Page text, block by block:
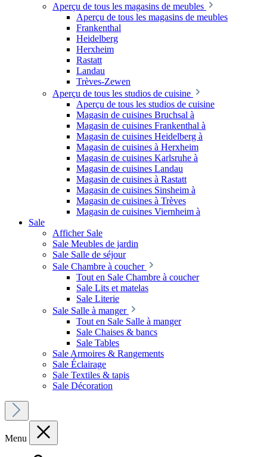
Aperçu de tous les magasins de meubles
Aperçu de tous les magasins de meubles
Frankenthal
Heidelberg
Herxheim
Rastatt
Landau
Trèves-Zewen
Aperçu de tous les studios de cuisine
Aperçu de tous les studios de cuisine
Magasin de cuisines Bruchsal à
Magasin de cuisines Frankenthal à
Magasin de cuisines Heidelberg à
Magasin de cuisines à Herxheim
Magasin de cuisines Karlsruhe à
Magasin de cuisines Landau
Magasin de cuisines à Rastatt
Magasin de cuisines Sinsheim à
Magasin de cuisines à Trèves
Magasin de cuisines Viernheim à
Sale
Afficher Sale
Sale Meubles de jardin
Sale Salle de séjour
Sale Chambre à coucher
Tout en Sale Chambre à coucher
Sale Lits et matelas
Sale Literie
Sale Salle à manger
Tout en Sale Salle à manger
Sale Chaises & bancs
Sale Tables
Sale Armoires & Rangements
Sale Éclairage
Sale Textiles & tapis
Sale Décoration
Menu